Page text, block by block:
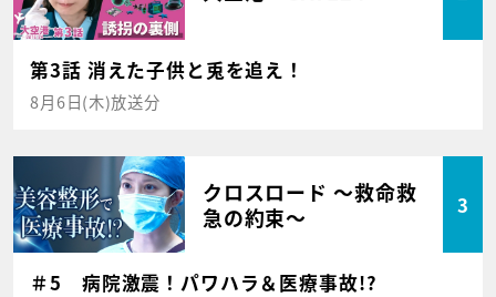
第3話 消えた子供と兎を追え！
8月6日(木)放送分
クロスロード ～救命救
急の約束～
3
＃5 病院激震！パワハラ＆医療事故!?